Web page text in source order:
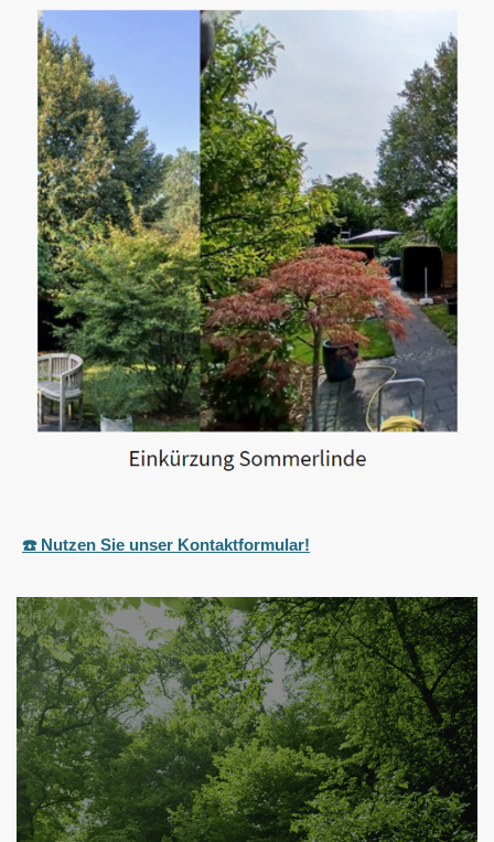
☎️ Nutzen Sie unser Kontaktformular!